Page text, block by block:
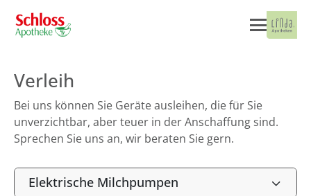
Verleih
Bei uns können Sie Geräte ausleihen, die für Sie
unverzichtbar, aber teuer in der Anschaffung sind.
Sprechen Sie uns an, wir beraten Sie gern.
Elektrische Milchpumpen